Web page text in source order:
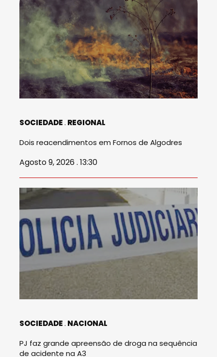
SOCIEDADE REGIONAL
Dois reacendimentos em Fornos de Algodres
Agosto 9, 2026 . 13:30
SOCIEDADE NACIONAL
PJ faz grande apreensão de droga na sequência
de acidente na A3